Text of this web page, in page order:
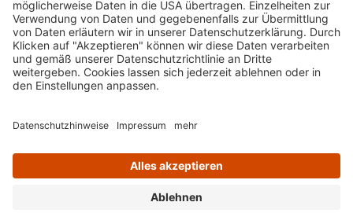
Ausbildung & Karriere
Impressum Datenschutz Barrierefreiheit
literaturportal-bayern.de